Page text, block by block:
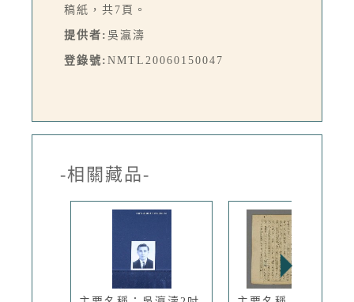
稿紙，共7頁。
提供者: 吳瀛濤
登錄號: NMTL20060150047
-相關藏品-